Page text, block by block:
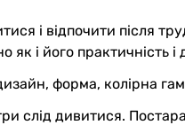
і відпочити після
і його практичність і
форма, колірна
слід дивитися.